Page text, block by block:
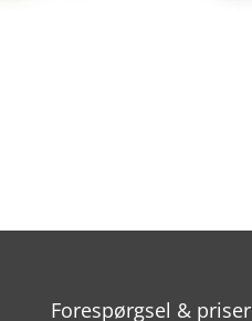
Forespørgsel & priser